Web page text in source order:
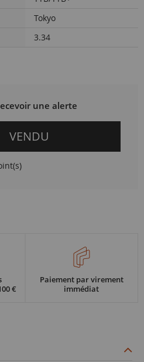
Tokyo
3.34
une alerte
VENDU
€
Paiement par virement
immédiat